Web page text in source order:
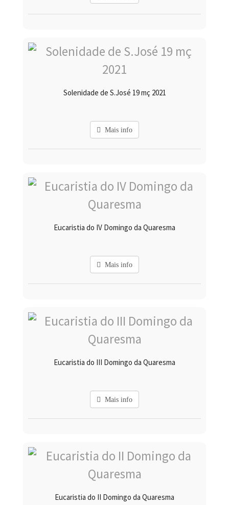
Solenidade de S.José 19 mç 2021
Mais info
Eucaristia do IV Domingo da Quaresma
Mais info
Eucaristia do III Domingo da Quaresma
Mais info
Eucaristia do II Domingo da Quaresma